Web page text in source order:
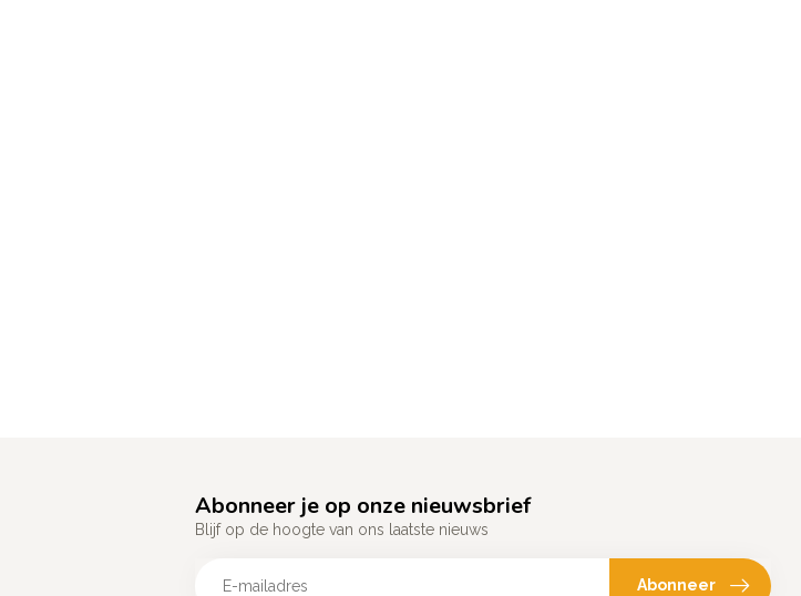
Abonneer je op onze nieuwsbrief
Blijf op de hoogte van ons laatste nieuws
Abonneer